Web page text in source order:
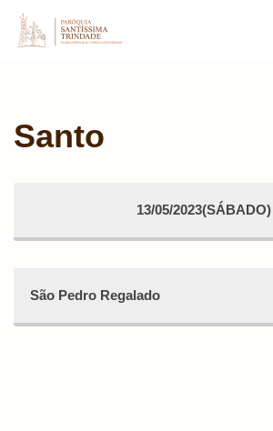
Pular
Santo
São Pedro Regalado
13/05/2023(SÁBADO)